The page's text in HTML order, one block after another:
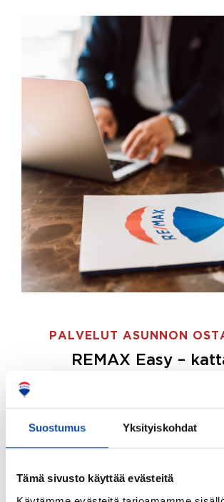
Suostumus Yksityiskohdat
Tämä sivusto käyttää evästeitä
PALVELUT ASUNNON
REMAX Easy –
ostajille.
Tee ostotoimeksianto ja